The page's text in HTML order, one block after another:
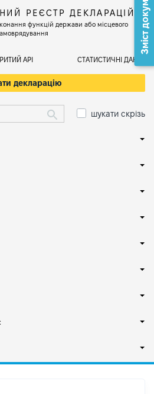
РЕЄСТР ДЕКЛАРАЦІЙ
функцій держави або місцевого
АРІ СТАТИСТИЧНІ ДАНІ
декларацію
шукати скрізь
Зміст документа